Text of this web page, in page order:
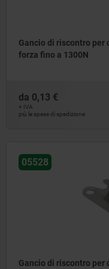
Gancio di riscontro per
forza fino a 1300N
da 0,13 €
+ IVA
più le spese di spedizione
05528
Gancio di riscontro per